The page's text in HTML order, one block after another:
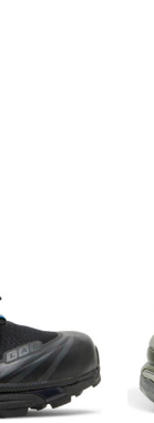
грошового
гаджету
відрізнятися
(у тому
бірок, їх
коробки чи